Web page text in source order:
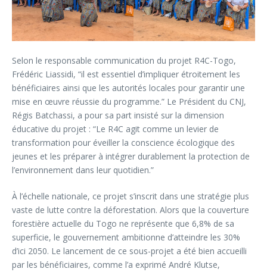
Selon le responsable communication du projet R4C-Togo,
Frédéric Liassidi, “il est essentiel d’impliquer étroitement les
bénéficiaires ainsi que les autorités locales pour garantir une
mise en œuvre réussie du programme.” Le Président du CNJ,
Régis Batchassi, a pour sa part insisté sur la dimension
éducative du projet : “Le R4C agit comme un levier de
transformation pour éveiller la conscience écologique des
jeunes et les préparer à intégrer durablement la protection de
l’environnement dans leur quotidien.”
À l’échelle nationale, ce projet s’inscrit dans une stratégie plus
vaste de lutte contre la déforestation. Alors que la couverture
forestière actuelle du Togo ne représente que 6,8% de sa
superficie, le gouvernement ambitionne d’atteindre les 30%
d’ici 2050. Le lancement de ce sous-projet a été bien accueilli
par les bénéficiaires, comme l’a exprimé André Klutse,